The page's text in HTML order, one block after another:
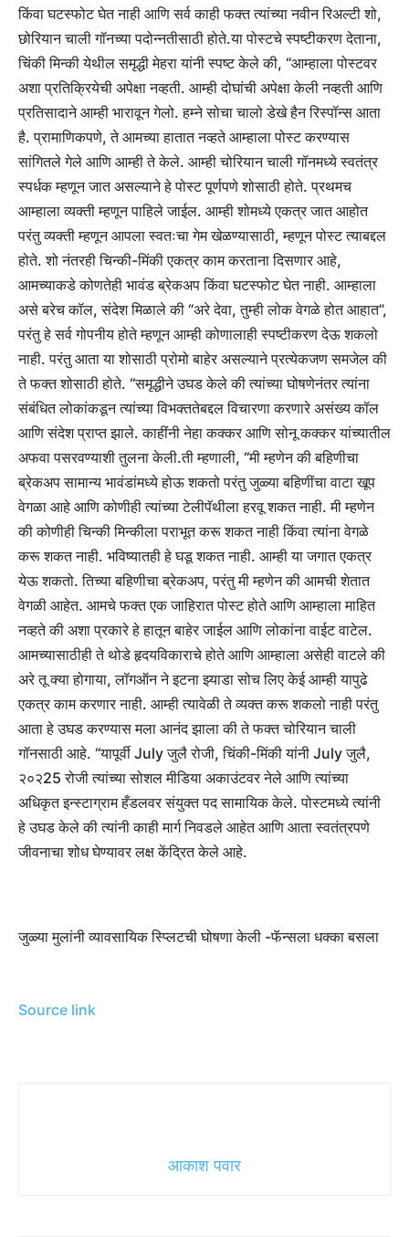
किंवा घटस्फोट घेत नाही आणि सर्व काही फक्त त्यांच्या नवीन रिअल्टी शो,
छोरियान चाली गॉनच्या पदोन्नतीसाठी होते.या पोस्टचे स्पष्टीकरण देताना,
चिंकी मिन्की येथील समृद्धी मेहरा यांनी स्पष्ट केले की, “आम्हाला पोस्टवर
अशा प्रतिक्रियेची अपेक्षा नव्हती. आम्ही दोघांची अपेक्षा केली नव्हती आणि
प्रतिसादाने आम्ही भारावून गेलो.हम्ने सोचा चालो डेखे हैन रिस्पॉन्स आता
है. प्रामाणिकपणे, ते आमच्या हातात नव्हते आम्हाला पोस्ट करण्यास
सांगितले गेले आणि आम्ही ते केले. आम्ही चोरियान चाली गॉनमध्ये स्वतंत्र
स्पर्धक म्हणून जात असल्याने हे पोस्ट पूर्णपणे शोसाठी होते. प्रथमच
आम्हाला व्यक्ती म्हणून पाहिले जाईल. आम्ही शोमध्ये एकत्र जात आहोत
परंतु व्यक्ती म्हणून आपला स्वतःचा गेम खेळण्यासाठी, म्हणून पोस्ट त्याबद्दल
होते. शो नंतरही चिन्की-मिंकी एकत्र काम करताना दिसणार आहे,
आमच्याकडे कोणतेही भावंड ब्रेकअप किंवा घटस्फोट घेत नाही. आम्हाला
असे बरेच कॉल, संदेश मिळाले की “अरे देवा, तुम्ही लोक वेगळे होत आहात”,
परंतु हे सर्व गोपनीय होते म्हणून आम्ही कोणालाही स्पष्टीकरण देऊ शकलो
नाही. परंतु आता या शोसाठी प्रोमो बाहेर असल्याने प्रत्येकजण समजेल की
ते फक्त शोसाठी होते. “समृद्धीने उघड केले की त्यांच्या घोषणेनंतर त्यांना
संबंधित लोकांकडून त्यांच्या विभक्ततेबद्दल विचारणा करणारे असंख्य कॉल
आणि संदेश प्राप्त झाले. काहींनी नेहा कक्कर आणि सोनू कक्कर यांच्यातील
अफवा पसरवण्याशी तुलना केली.ती म्हणाली, “मी म्हणेन की बहिणीचा
ब्रेकअप सामान्य भावंडांमध्ये होऊ शकतो परंतु जुळ्या बहिणींचा वाटा खूप
वेगळा आहे आणि कोणीही त्यांच्या टेलीपॅथीला हरवू शकत नाही. मी म्हणेन
की कोणीही चिन्की मिन्कीला पराभूत करू शकत नाही किंवा त्यांना वेगळे
करू शकत नाही. भविष्यातही हे घडू शकत नाही. आम्ही या जगात एकत्र
येऊ शकतो. तिच्या बहिणीचा ब्रेकअप, परंतु मी म्हणेन की आमची शेतात
वेगळी आहेत. आमचे फक्त एक जाहिरात पोस्ट होते आणि आम्हाला माहित
नव्हते की अशा प्रकारे हे हातून बाहेर जाईल आणि लोकांना वाईट वाटेल.
आमच्यासाठीही ते थोडे हृदयविकाराचे होते आणि आम्हाला असेही वाटले की
अरे तू क्या होगाया, लॉगऑन ने इटना झ्याडा सोच लिए केई आम्ही यापुढे
एकत्र काम करणार नाही. आम्ही त्यावेळी ते व्यक्त करू शकलो नाही परंतु
आता हे उघड करण्यास मला आनंद झाला की ते फक्त चोरियान चाली
गॉनसाठी आहे. “यापूर्वी July जुलै रोजी, चिंकी-मिंकी यांनी July जुलै,
२०२25 रोजी त्यांच्या सोशल मीडिया अकाउंटवर नेले आणि त्यांच्या
अधिकृत इन्स्टाग्राम हँडलवर संयुक्त पद सामायिक केले. पोस्टमध्ये त्यांनी
हे उघड केले की त्यांनी काही मार्ग निवडले आहेत आणि आता स्वतंत्रपणे
जीवनाचा शोध घेण्यावर लक्ष केंद्रित केले आहे.
जुळ्या मुलांनी व्यावसायिक स्प्लिटची घोषणा केली -फॅन्सला धक्का बसला
Source link
आकाश पवार